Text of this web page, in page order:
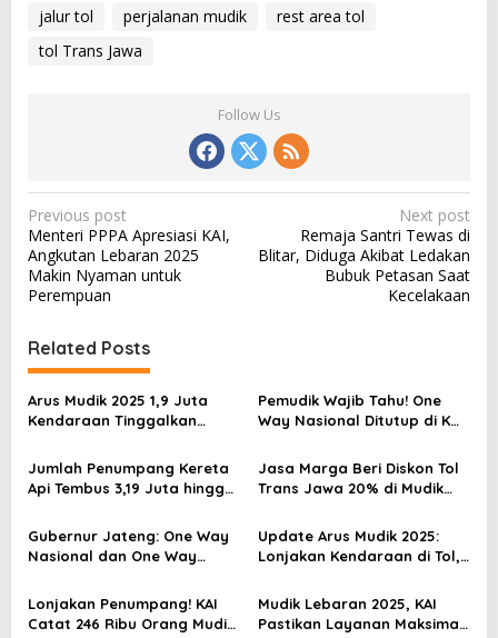
jalur tol
perjalanan mudik
rest area tol
tol Trans Jawa
Follow Us
P
o
s
t
n
a
v
i
g
a
t
i
n
Previous post
Menteri PPPA Apresiasi KAI,
Angkutan Lebaran 2025
Makin Nyaman untuk
Perempuan
Next post
Remaja Santri Tewas di
Blitar, Diduga Akibat Ledakan
Bubuk Petasan Saat
Kecelakaan
Related Posts
Arus Mudik 2025 1,9 Juta
Kendaraan Tinggalkan
Pemudik Wajib Tahu! One
Way Nasional Ditutup di KM
Jumlah Penumpang Kereta
Api Tembus 3,19 Juta hingga
WIB
Jasa Marga Beri Diskon Tol
Trans Jawa 20% di Mudik
Jadwalnya!
Gubernur Jateng: One Way
Nasional dan One Way
Update Arus Mudik 2025:
Lonjakan Kendaraan di Tol,
Lonjakan Penumpang! KAI
Catat 246 Ribu Orang Mudik
Mudik Lebaran 2025, KAI
Pastikan Layanan Maksimal